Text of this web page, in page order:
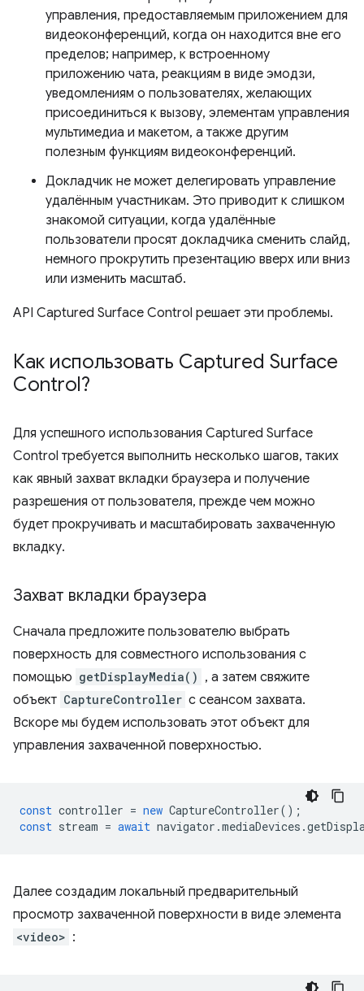
управления, предоставляемым приложением для
видеоконференций, когда он находится вне его
пределов; например, к встроенному
приложению чата, реакциям в виде эмодзи,
уведомлениям о пользователях, желающих
присоединиться к вызову, элементам управления
мультимедиа и макетом, а также другим
полезным функциям видеоконференций.
Докладчик не может делегировать управление
удалённым участникам. Это приводит к слишком
знакомой ситуации, когда удалённые
пользователи просят докладчика сменить слайд,
немного прокрутить презентацию вверх или вниз
или изменить масштаб.
API Captured Surface Control решает эти проблемы.
Как использовать Captured Surface
Control?
Для успешного использования Captured Surface
Control требуется выполнить несколько шагов, таких
как явный захват вкладки браузера и получение
разрешения от пользователя, прежде чем можно
будет прокручивать и масштабировать захваченную
вкладку.
Захват вкладки браузера
Сначала предложите пользователю выбрать
поверхность для совместного использования с
помощью getDisplayMedia() , а затем свяжите
объект CaptureController с сеансом захвата.
Вскоре мы будем использовать этот объект для
управления захваченной поверхностью.
const controller = new CaptureController();
const stream = await navigator .mediaDevices .
Далее создадим локальный предварительный
просмотр захваченной поверхности в виде элемента
<video> :